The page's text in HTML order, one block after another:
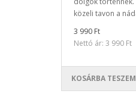
közeli tavon a
3 990 Ft
Nettó ár: 3 990 Ft
KOSÁRBA TESZEM